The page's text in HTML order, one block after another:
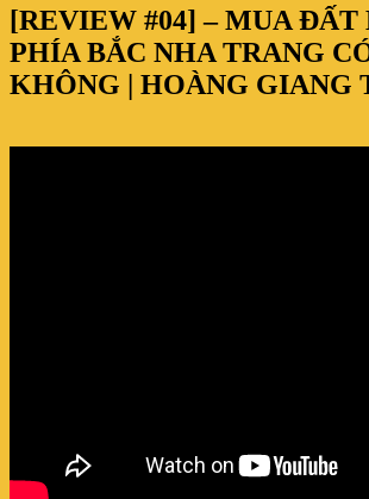
[REVIEW #04] – MUA
PHÍA BẮC NHA TRANG
KHÔNG | HOÀNG GIANG